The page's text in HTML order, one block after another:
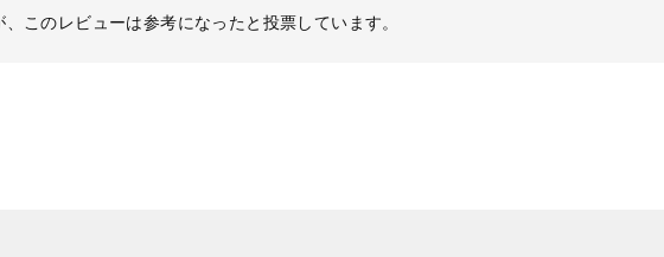
このレビューは参考になったと投票しています。